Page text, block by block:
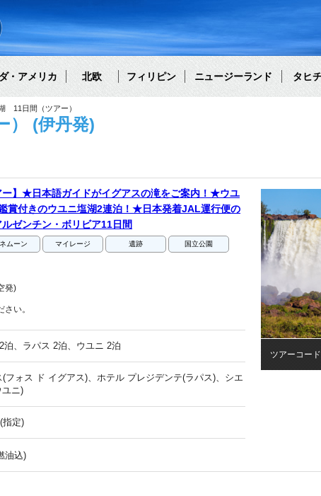
・アメリカ 北欧 フィリピン ニュージーランド タヒ
11日間（ツアー）
） (伊丹発)
ー】★日本語ガイドがイグアスの滝をご案内！★ウユ
賞付きのウユニ塩湖2連泊！★日本発着JAL運行便の
ゼンチン・ボリビア11日間
ムーン マイレージ 遺跡 国立公園
発)
い。
泊、ラパス 2泊、ウユニ 2泊
フォス ド イグアス)、ホテル プレジデンテ(ラパス)、シエ
ユニ)
指定)
油込)
ツアーコー